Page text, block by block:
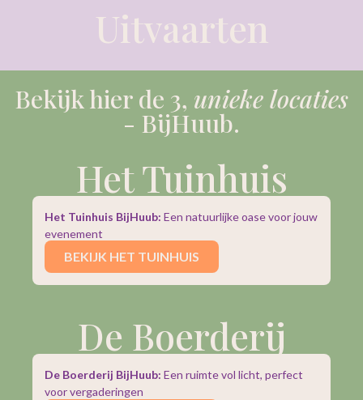
Uitvaarten
Bekijk hier de 3, unieke locaties
- BijHuub.
Het Tuinhuis
Het Tuinhuis BijHuub: Een natuurlijke oase voor jouw
evenement
BEKIJK HET TUINHUIS
De Boerderij
De Boerderij BijHuub: Een ruimte vol licht, perfect
voor vergaderingen